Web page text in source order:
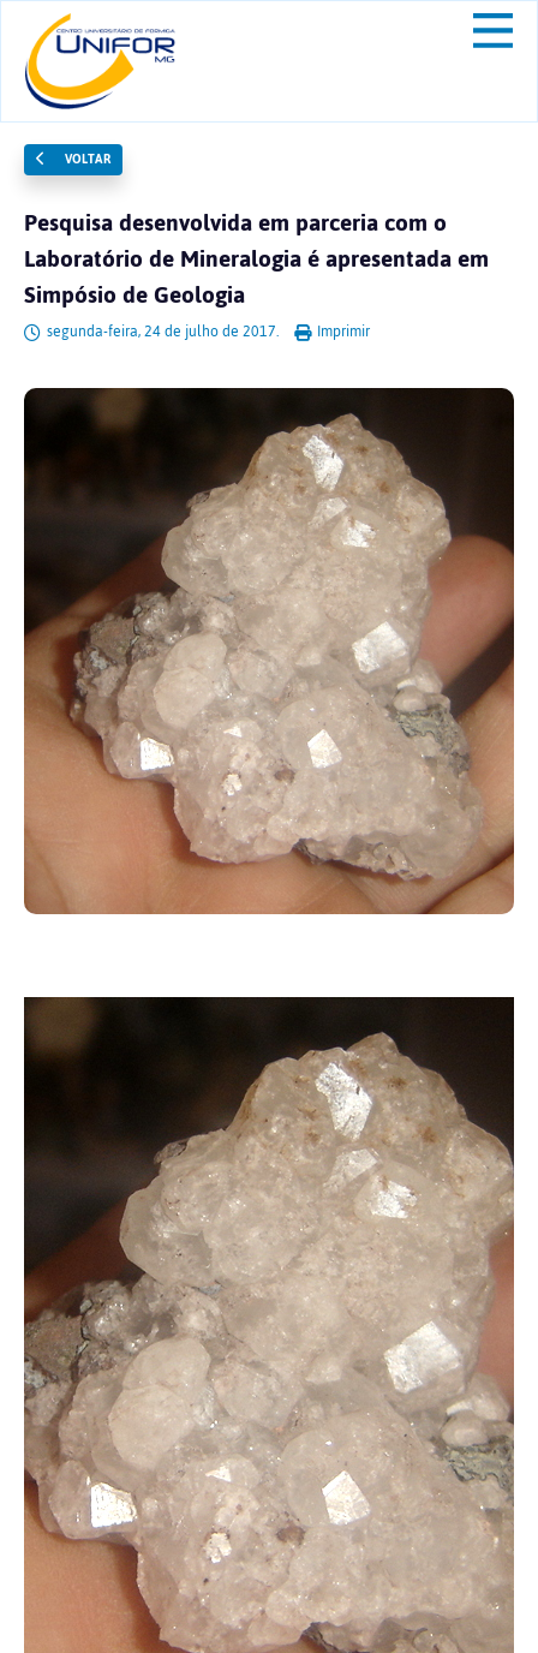
VOLTAR
Pesquisa desenvolvida em parceria com o
Laboratório de Mineralogia é apresentada em
Simpósio de Geologia
segunda-feira, 24 de julho de 2017. Imprimir